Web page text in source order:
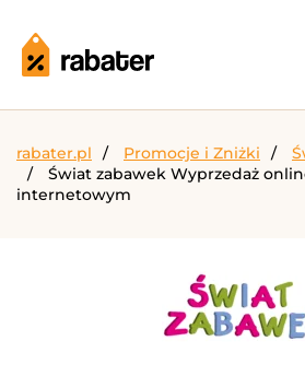
rabater.pl Promocje i Zniżki
Świat zabawek Wyprzedaż
internetowym